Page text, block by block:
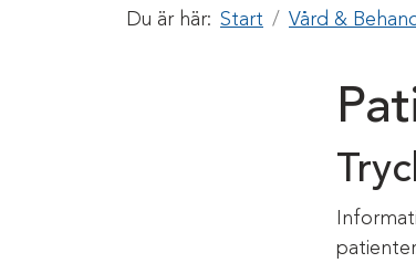
Du är här: Start Vård &